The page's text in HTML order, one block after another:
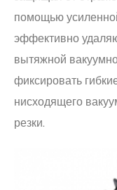
помощью
эффективно
вытяжной
фиксировать
нисходящего
резки.